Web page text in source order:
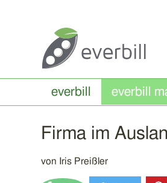
everbill
Firma im
von Iris Preißler